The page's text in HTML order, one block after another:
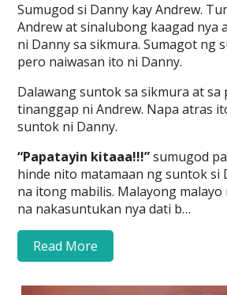
Sumugod si Danny kay Andrew.
Andrew at sinalubong kaagad nya
ni Danny sa sikmura. Sumagot ng
pero naiwasan ito ni Danny.
Dalawang suntok sa sikmura at sa
tinanggap ni Andrew. Napa atras
suntok ni Danny.
“Papatayin kitaaa!!!”sumugod
hinde nito matamaan ng suntok si
na itong mabilis. Malayong malayo
na nakasuntukan nya dati b…
Read More